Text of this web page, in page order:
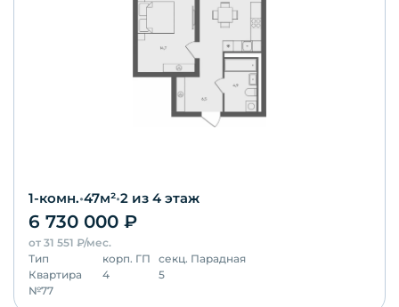
1-комн.•47м²•2 из 4 этаж
6 730 000 ₽
от 31 551 ₽/мес.
Тип
Квартира
корп. ГП
4
секц. Парадная
5
№77